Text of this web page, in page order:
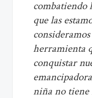
combatiendo
que las
herramienta
conquistar
niña no tiene